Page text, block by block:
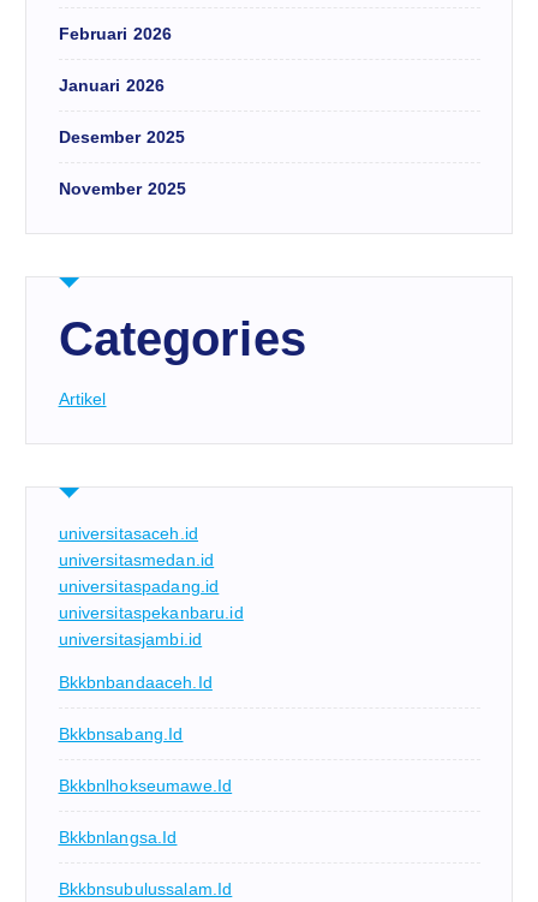
Februari 2026
Januari 2026
Desember 2025
November 2025
Categories
Artikel
universitasaceh.id
universitasmedan.id
universitaspadang.id
universitaspekanbaru.id
universitasjambi.id
Bkkbnbandaaceh.id
Bkkbnsabang.id
Bkkbnlhokseumawe.id
Bkkbnlangsa.id
Bkkbnsubulussalam.id